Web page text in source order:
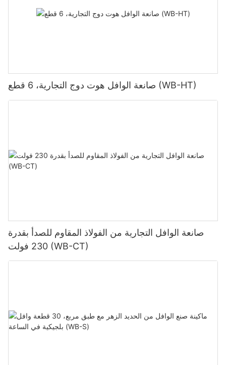
صانعة الوافل هوت دوج التجارية، 6 قطع (WB-HT)
صانعة الوافل التجارية من الفولاذ المقاوم للصدأ بقدرة
230 فولت (WB-CT)